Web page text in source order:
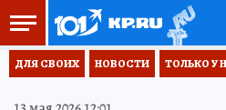
ДЛЯ СВОИХ НОВОСТИ ТОЛЬКО У